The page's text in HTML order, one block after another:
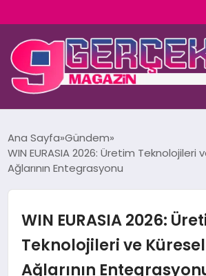
YAŞAM
SAĞLIK
Ana Sayfa Gündem
WIN EURASIA 2026: Üretim Teknolojileri
Ağlarının Entegrasyonu
WIN EURASIA 2026:
Teknolojileri ve
Ağlarının